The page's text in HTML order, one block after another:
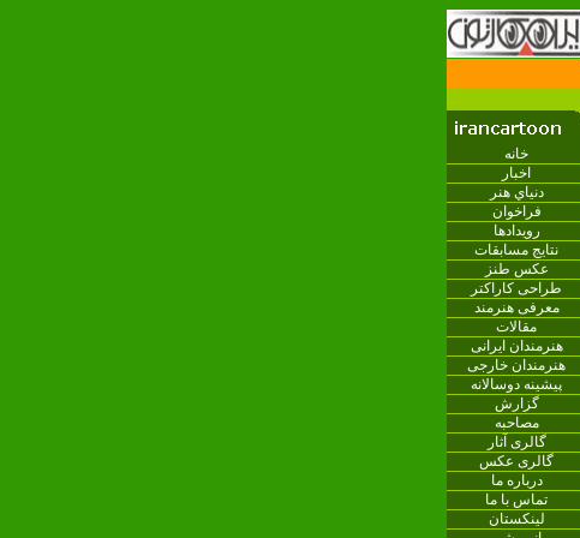
خانه
اخبار
دنياي هنر
فراخوان
رویدادها
نتایج مسابقات
عکس طنز
طراحی کاراکتر
معرفی هنرمند
مقالات
هنرمندان ایرانی
هنرمندان خارجی
پیشینه دوسالانه
گزارش
مصاحبه
گالری آثار
گالری عکس
درباره ما
تماس با ما
لینکستان